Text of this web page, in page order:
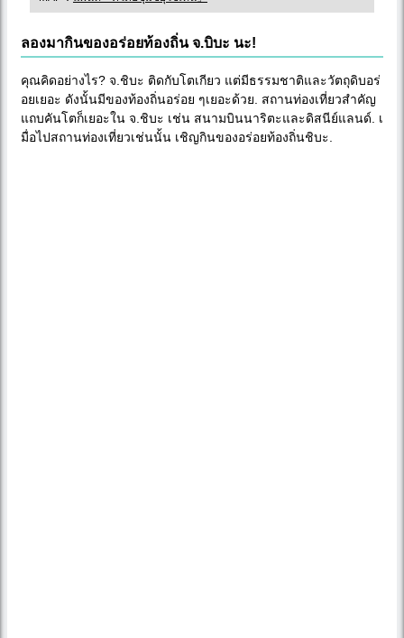
ลองมากินของอร่อยท้องถิ่น จ.บิบะ นะ!
คุณคิดอย่างไร? จ.ชิบะ ติดกับโตเกียว แต่มีธรรมชาติและวัตถุดิบอร่
อยเยอะ ดังนั้นมีของท้องถิ่นอร่อย ๆเยอะด้วย. สถานท่องเที่ยวสำคัญ
แถบคันโตก็เยอะใน จ.ชิบะ เช่น สนามบินนาริตะและดิสนีย์แลนด์. เ
มื่อไปสถานท่องเที่ยวเช่นนั้น เชิญกินของอร่อยท้องถิ่นชิบะ.